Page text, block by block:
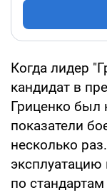
Когда лидер
кандидат в
Гриценко был
показатели
несколько
по